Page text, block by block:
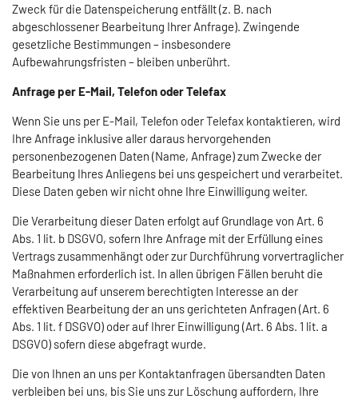
Zweck für die Datenspeicherung entfällt (z. B. nach
abgeschlossener Bearbeitung Ihrer Anfrage). Zwingende
gesetzliche Bestimmungen – insbesondere
Aufbewahrungsfristen – bleiben unberührt.
Anfrage per E-Mail, Telefon oder Telefax
Wenn Sie uns per E-Mail, Telefon oder Telefax kontaktieren, wird
Ihre Anfrage inklusive aller daraus hervorgehenden
personenbezogenen Daten (Name, Anfrage) zum Zwecke der
Bearbeitung Ihres Anliegens bei uns gespeichert und verarbeitet.
Diese Daten geben wir nicht ohne Ihre Einwilligung weiter.
Die Verarbeitung dieser Daten erfolgt auf Grundlage von Art. 6
Abs. 1 lit. b DSGVO, sofern Ihre Anfrage mit der Erfüllung eines
Vertrags zusammenhängt oder zur Durchführung vorvertraglicher
Maßnahmen erforderlich ist. In allen übrigen Fällen beruht die
Verarbeitung auf unserem berechtigten Interesse an der
effektiven Bearbeitung der an uns gerichteten Anfragen (Art. 6
Abs. 1 lit. f DSGVO) oder auf Ihrer Einwilligung (Art. 6 Abs. 1 lit. a
DSGVO) sofern diese abgefragt wurde.
Die von Ihnen an uns per Kontaktanfragen übersandten Daten
verbleiben bei uns, bis Sie uns zur Löschung auffordern, Ihre